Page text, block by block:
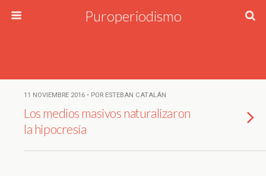
Puroperiodismo
11 NOVIEMBRE 2016 • POR ESTEBAN CATALÁN
Los medios masivos naturalizaron
la hipocresía